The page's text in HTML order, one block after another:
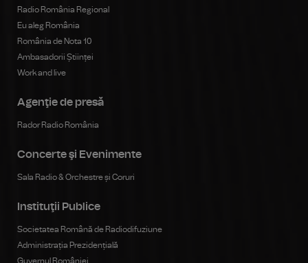
Radio România Regional
Eu aleg România
România de Nota 10
Ambasadorii Științei
Work and live
Agenţie de presă
Rador Radio România
Concerte şi Evenimente
Sala Radio & Orchestre și Coruri
Instituţii Publice
Societatea Română de Radiodifuziune
Administrația Prezidențială
Guvernul României